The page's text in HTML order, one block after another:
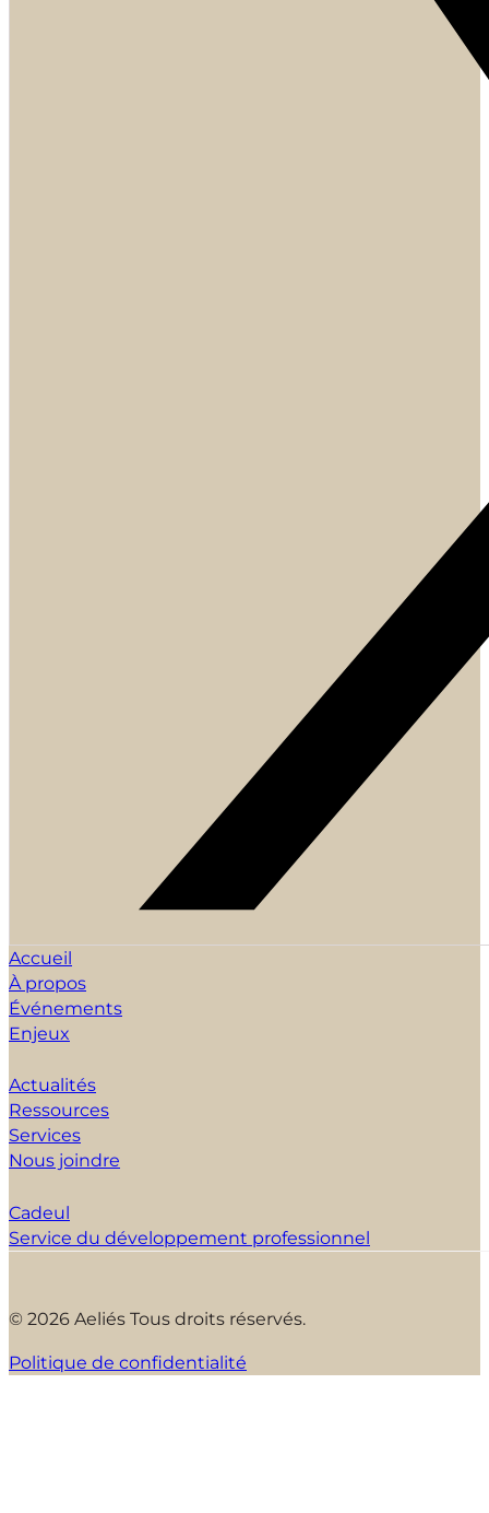
Accueil
À propos
Événements
Enjeux
Actualités
Ressources
Services
Nous joindre
Cadeul
Service du développement professionnel
© 2026 Aeliés Tous droits réservés.
Politique de confidentialité